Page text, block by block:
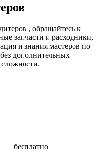
, обращайтесь к
запчасти и расходники,
и знания мастеров по
дополнительных
бесплатно